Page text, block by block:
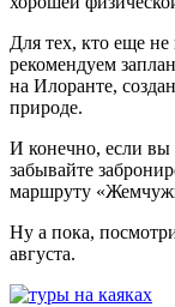
Для тех, кто еще
рекомендуем
на Илоранте,
природе.
И конечно, если вы
забывайте
маршруту
Ну а пока,
августа.